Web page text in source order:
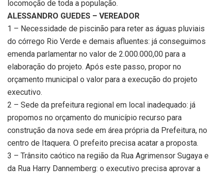
locomoção de toda a população.
ALESSANDRO GUEDES – VEREADOR
1 – Necessidade de piscinão para reter as águas pluviais
do córrego Rio Verde e demais afluentes: já conseguimos
emenda parlamentar no valor de 2.000.000,00 para a
elaboração do projeto. Após este passo, propor no
orçamento municipal o valor para a execução do projeto
executivo.
2 – Sede da prefeitura regional em local inadequado: já
propomos no orçamento do município recurso para
construção da nova sede em área própria da Prefeitura, no
centro de Itaquera. O prefeito precisa acatar a proposta.
3 – Trânsito caótico na região da Rua Agrimensor Sugaya e
da Rua Harry Dannemberg: o executivo precisa aprovar a